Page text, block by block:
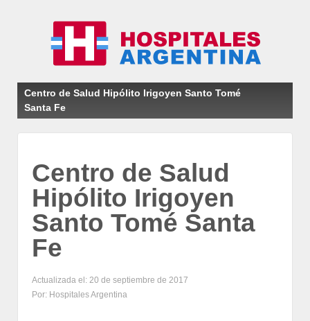
Centro de Salud Hipólito Irigoyen Santo Tomé
Santa Fe
Centro de Salud
Hipólito Irigoyen
Santo Tomé Santa
Fe
Actualizada el: 20 de septiembre de 2017
Por: Hospitales Argentina